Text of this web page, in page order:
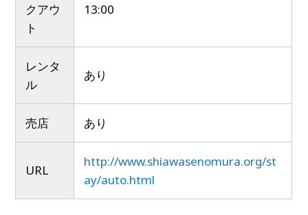
クアウ
ト
13:00
レンタ
ル
あり
売店 あり
URL
http://www.shiawasenomura.org/st
ay/auto.html